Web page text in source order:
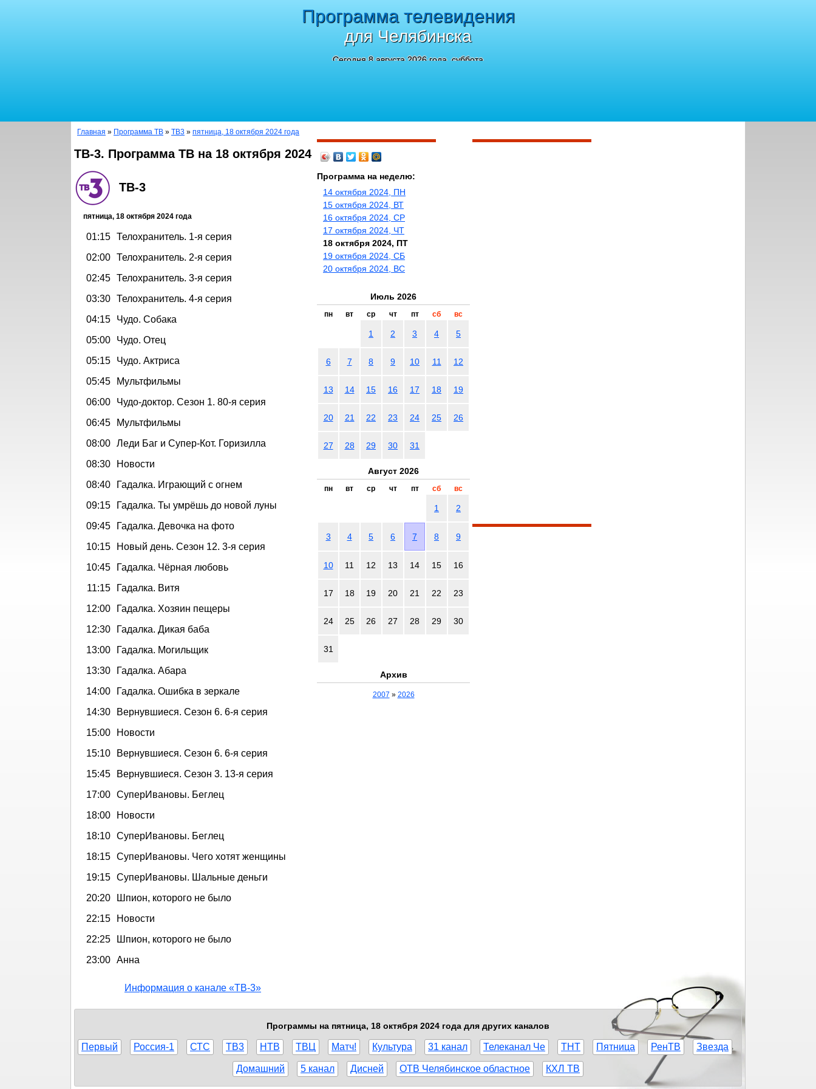
Программа телевидения
для Челябинска
Сегодня 8 августа 2026 года, суббота
Главная » Программа ТВ » ТВ3 » пятница, 18 октября 2024 года
ТВ-3. Программа ТВ на 18 октября 2024
ТВ-3
пятница, 18 октября 2024 года
01:15 Телохранитель. 1-я серия
02:00 Телохранитель. 2-я серия
02:45 Телохранитель. 3-я серия
03:30 Телохранитель. 4-я серия
04:15
Чудо. Собака
05:00
Чудо. Отец
05:15
Чудо. Актриса
05:45
Мультфильмы
06:00
Чудо-доктор. Сезон 1. 80-я серия
06:45
Мультфильмы
08:00 Леди Баг и Супер-Кот. Горизилла
08:30
Новости
08:40
Гадалка. Играющий с огнем
09:15
Гадалка. Ты умрёшь до новой луны
09:45
Гадалка. Девочка на фото
10:15
Новый день. Сезон 12. 3-я серия
10:45
Гадалка. Чёрная любовь
11:15
Гадалка. Витя
12:00
Гадалка. Хозяин пещеры
12:30
Гадалка. Дикая баба
13:00
Гадалка. Могильщик
13:30
Гадалка. Абара
14:00
Гадалка. Ошибка в зеркале
14:30
Вернувшиеся. Сезон 6. 6-я серия
15:00
Новости
15:10
Вернувшиеся. Сезон 6. 6-я серия
15:45
Вернувшиеся. Сезон 3. 13-я серия
17:00 СуперИвановы. Беглец
18:00
Новости
18:10 СуперИвановы. Беглец
18:15 СуперИвановы. Чего хотят женщины
19:15 СуперИвановы. Шальные деньги
20:20
Шпион, которого не было
22:15
Новости
22:25
Шпион, которого не было
23:00 Анна
Информация о канале «ТВ-3»
Программа на неделю:
14 октября 2024, ПН
15 октября 2024, ВТ
16 октября 2024, СР
17 октября 2024, ЧТ
18 октября 2024, ПТ
19 октября 2024, СБ
20 октября 2024, ВС
Июль 2026
пн вт ср чт пт сб вс
1 2 3 4 5
6 7 8 9 10 11 12
13 14 15 16 17 18 19
20 21 22 23 24 25 26
27 28 29 30 31
Август 2026
пн вт ср чт пт сб вс
1 2
3 4 5 6 7 8 9
10 11 12 13 14 15 16
17 18 19 20 21 22 23
24 25 26 27 28 29 30
31
Архив
2007 » 2026
Программы на пятница, 18 октября 2024 года для других каналов
Первый Россия-1 СТС ТВ3 НТВ ТВЦ Матч! Культура 31 канал Телеканал Че ТНТ Пятница РенТВ Звезда
Домашний 5 канал Дисней ОТВ Челябинское областное КХЛ ТВ